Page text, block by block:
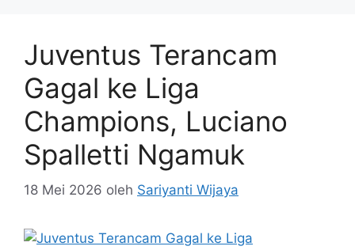
Juventus Terancam
Gagal ke Liga
Champions, Luciano
Spalletti Ngamuk
18 Mei 2026 oleh Sariyanti Wijaya